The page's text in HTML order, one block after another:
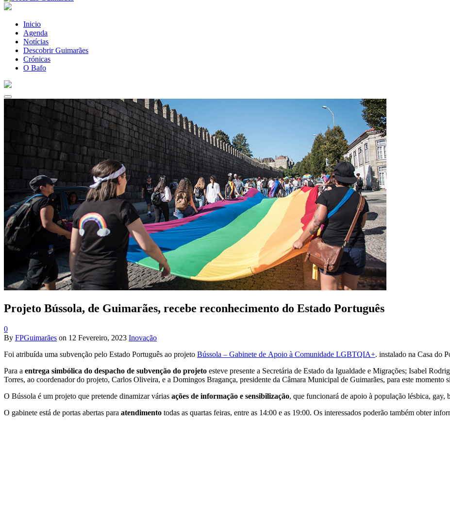
Inicio
Agenda
Notícias
Descobrir Guimarães
Crónicas
O Bafo
Projeto Bússola, de Guimarães, recebe reconhecimento do Estado Português
0
By FPGuimarães on 12 Fevereiro, 2023 Inovação
Foi atribuída uma subvenção pelo Estado Português ao projeto Bússola – Gabinete de Apoio à Comunidade LGBTQIA+. instalado na Casa do
Para a entrega simbólica do despacho de subvenção do projeto esteve presente a Secretária de Estado da Igualdade e Migrações; Isabel
Torres, ao coordenador do projeto, Carlos Oliveira, e a Domingos Bragança, presidente da Câmara Municipal de Guimarães, para este momento
O Bússola é um projeto que pretende dinamizar várias ações de informação e sensibilização, que funcionará de apoio à população lésbica,
O gabinete está de portas abertas para atendimento todas as quartas feiras, entre as 14:00 e as 19:00. Os interessados poderão também obter